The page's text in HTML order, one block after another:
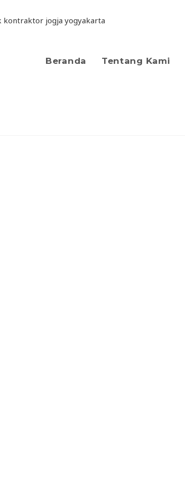
Beranda Tentang Kami